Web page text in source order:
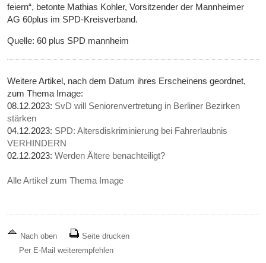
feiern“, betonte Mathias Kohler, Vorsitzender der Mannheimer
AG 60plus im SPD-Kreisverband.
Quelle: 60 plus SPD mannheim
Weitere Artikel, nach dem Datum ihres Erscheinens geordnet,
zum Thema Image:
08.12.2023: SvD will Seniorenvertretung in Berliner Bezirken
stärken
04.12.2023: SPD: Altersdiskriminierung bei Fahrerlaubnis
VERHINDERN
02.12.2023:Werden Ältere benachteiligt?
Alle Artikel zum Thema Image
Nach oben
Seite drucken
Per E-Mail weiterempfehlen